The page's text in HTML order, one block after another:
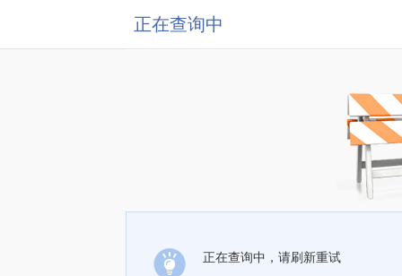
正在查询中
正在查询中，请刷新重试